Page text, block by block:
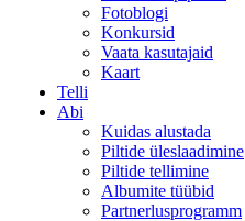
Fotoblogi
Konkursid
Vaata kasutajaid
Kaart
Telli
Abi
Kuidas alustada
Piltide üleslaadimine
Piltide tellimine
Albumite tüübid
Partnerlusprogramm